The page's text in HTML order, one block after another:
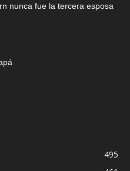
nunca fue la tercera esposa
495